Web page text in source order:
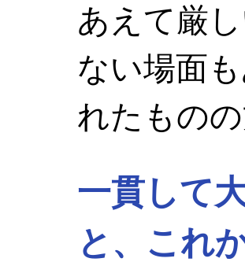
あえて厳
ない場面
れたもの
一貫して
と、これ